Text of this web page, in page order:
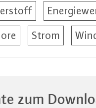
Strom
zum